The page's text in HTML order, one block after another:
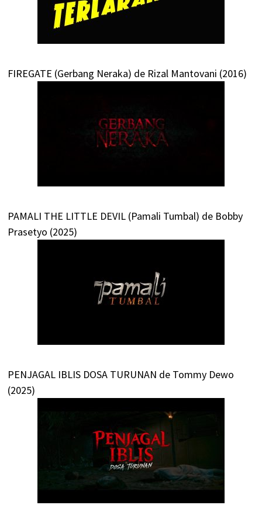
FIREGATE (Gerbang Neraka) de Rizal Mantovani (2016)
PAMALI THE LITTLE DEVIL (Pamali Tumbal) de Bobby
Prasetyo (2025)
PENJAGAL IBLIS DOSA TURUNAN de Tommy Dewo
(2025)